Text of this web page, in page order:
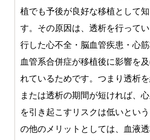
植でも予後が良好な移植として
す。その原因は、透析を行って
行した心不全・脳血管疾患・心
血管系合併症が移植後に影響を
れているためです。つまり透析を
または透析の期間が短ければ、
を引き起こすリスクは低いとい
の他のメリットとしては、血液